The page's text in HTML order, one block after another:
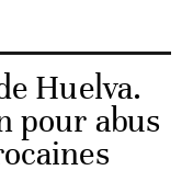
Huelva.
pour abus